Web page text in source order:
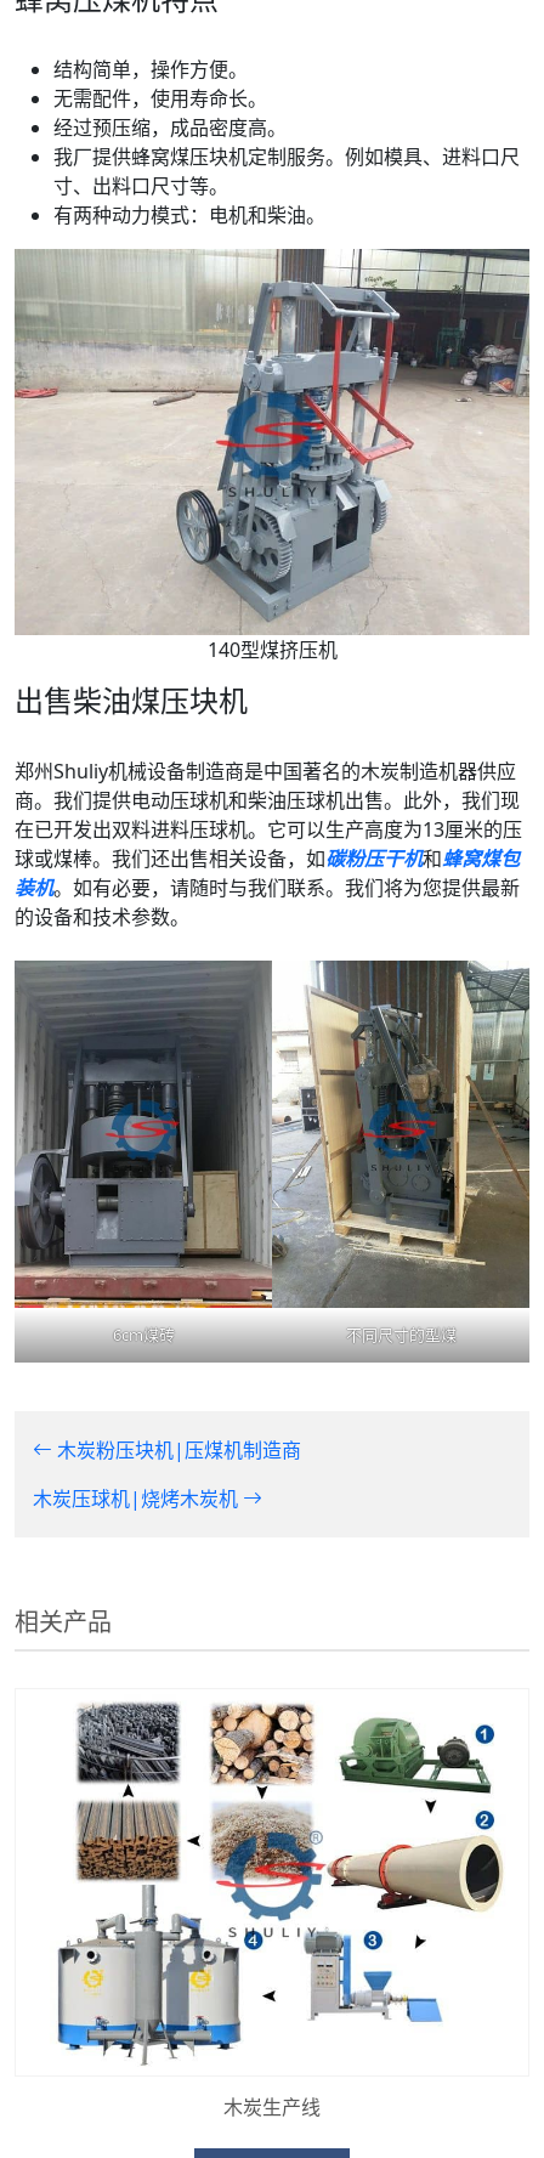
结构简单，操作方便。
无需配件，使用寿命长。
经过预压缩，成品密度高。
我厂提供蜂窝煤压块机定制服务。例如模具、进料口尺
寸、出料口尺寸等。
有两种动力模式：电机和柴油。
140型煤挤压机
出售柴油煤压块机
郑州Shuliy机械设备制造商是中国著名的木炭制造机器供应
商。我们提供电动压球机和柴油压球机出售。此外，我们现
在已开发出双料进料压球机。它可以生产高度为13厘米的压
球或煤棒。我们还出售相关设备，如碳粉压干机和蜂窝煤包
装机。如有必要，请随时与我们联系。我们将为您提供最新
的设备和技术参数。
6cm煤砖 不同尺寸的型煤
木炭粉压块机|压煤机制造商
木炭压球机|烧烤木炭机
相关产品
木炭生产线